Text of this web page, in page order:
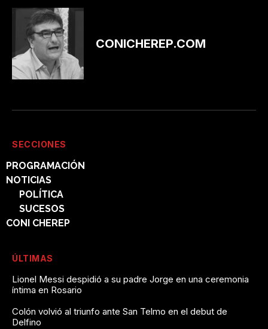
CONICHEREP.COM
SECCIONES
PROGRAMACIÓN
NOTICIAS
POLÍTICA
SUCESOS
CONI CHEREP
ÚLTIMAS
Lionel Messi despidió a su padre Jorge en una ceremonia
íntima en Rosario
Colón volvió al triunfo ante San Telmo en el debut de
Delfino